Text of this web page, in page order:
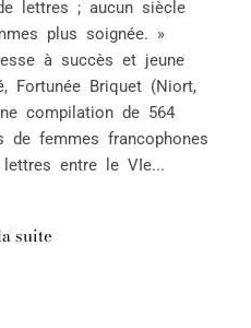
lettres ; aucun siècle
plus soignée. »
à succès et jeune
Fortunée Briquet (Niort,
compilation de 564
de femmes francophones
entre le VIe...
suite